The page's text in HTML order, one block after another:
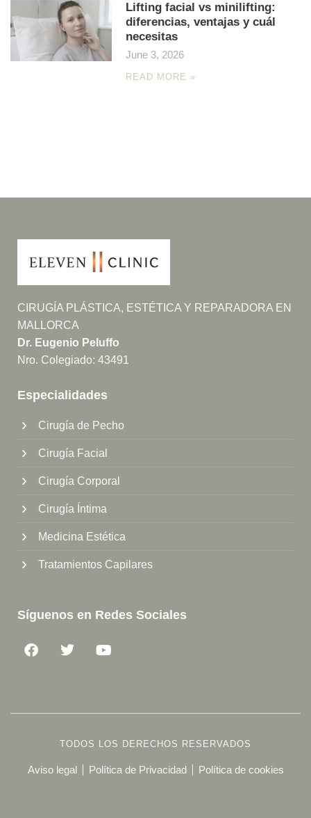
Lifting facial vs minilifting:
diferencias, ventajas y cuál
necesitas
June 3, 2026
READ MORE »
CIRUGÍA PLÁSTICA, ESTÉTICA Y REPARADORA EN
MALLORCA
Dr. Eugenio Peluffo
Nro. Colegiado: 43491
Especialidades
Cirugía de Pecho
Cirugía Facial
Cirugía Corporal
Cirugía Íntima
Medicina Estética
Tratamientos Capilares
Síguenos en Redes Sociales
TODOS LOS DERECHOS RESERVADOS
Aviso legal Política de Privacidad Política de cookies